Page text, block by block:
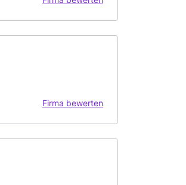
Firma bewerten